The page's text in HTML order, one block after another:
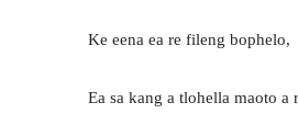
Ke eena ea re fileng bophelo,
Ea sa kang a tlohella maoto a